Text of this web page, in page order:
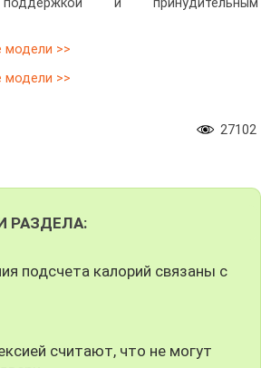
поддержкой и принудительным
модели >>
модели >>
27102
РАЗДЕЛА:
подсчета калорий связаны с
считают, что не могут